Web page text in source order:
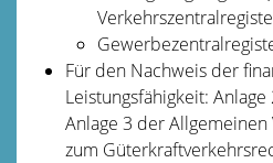
Für den Nachweis der
Leistungsfähigkeit:
Anlage 3 der
zum